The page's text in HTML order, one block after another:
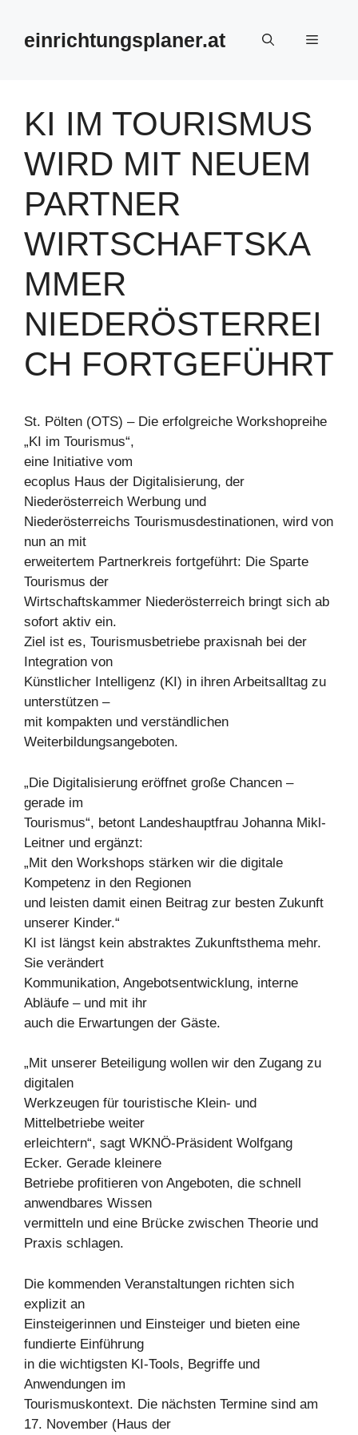
springeneinrichtungsplaner.at Menü
KI IM TOURISMUS
WIRD MIT NEUEM
PARTNER
WIRTSCHAFTSKA
MMER
NIEDERÖSTERREI
CH FORTGEFÜHRT
St. Pölten (OTS) – Die erfolgreiche Workshopreihe
„KI im Tourismus“,
eine Initiative vom
ecoplus Haus der Digitalisierung, der
Niederösterreich Werbung und
Niederösterreichs Tourismusdestinationen, wird von
nun an mit
erweitertem Partnerkreis fortgeführt: Die Sparte
Tourismus der
Wirtschaftskammer Niederösterreich bringt sich ab
sofort aktiv ein.
Ziel ist es, Tourismusbetriebe praxisnah bei der
Integration von
Künstlicher Intelligenz (KI) in ihren Arbeitsalltag zu
unterstützen –
mit kompakten und verständlichen
Weiterbildungsangeboten.
„Die Digitalisierung eröffnet große Chancen –
gerade im
Tourismus“, betont Landeshauptfrau Johanna Mikl-
Leitner und ergänzt:
„Mit den Workshops stärken wir die digitale
Kompetenz in den Regionen
und leisten damit einen Beitrag zur besten Zukunft
unserer Kinder.“
KI ist längst kein abstraktes Zukunftsthema mehr.
Sie verändert
Kommunikation, Angebotsentwicklung, interne
Abläufe – und mit ihr
auch die Erwartungen der Gäste.
„Mit unserer Beteiligung wollen wir den Zugang zu
digitalen
Werkzeugen für touristische Klein- und
Mittelbetriebe weiter
erleichtern“, sagt WKNÖ-Präsident Wolfgang
Ecker. Gerade kleinere
Betriebe profitieren von Angeboten, die schnell
anwendbares Wissen
vermitteln und eine Brücke zwischen Theorie und
Praxis schlagen.
Die kommenden Veranstaltungen richten sich
explizit an
Einsteigerinnen und Einsteiger und bieten eine
fundierte Einführung
in die wichtigsten KI-Tools, Begriffe und
Anwendungen im
Tourismuskontext. Die nächsten Termine sind am
17. November (Haus der